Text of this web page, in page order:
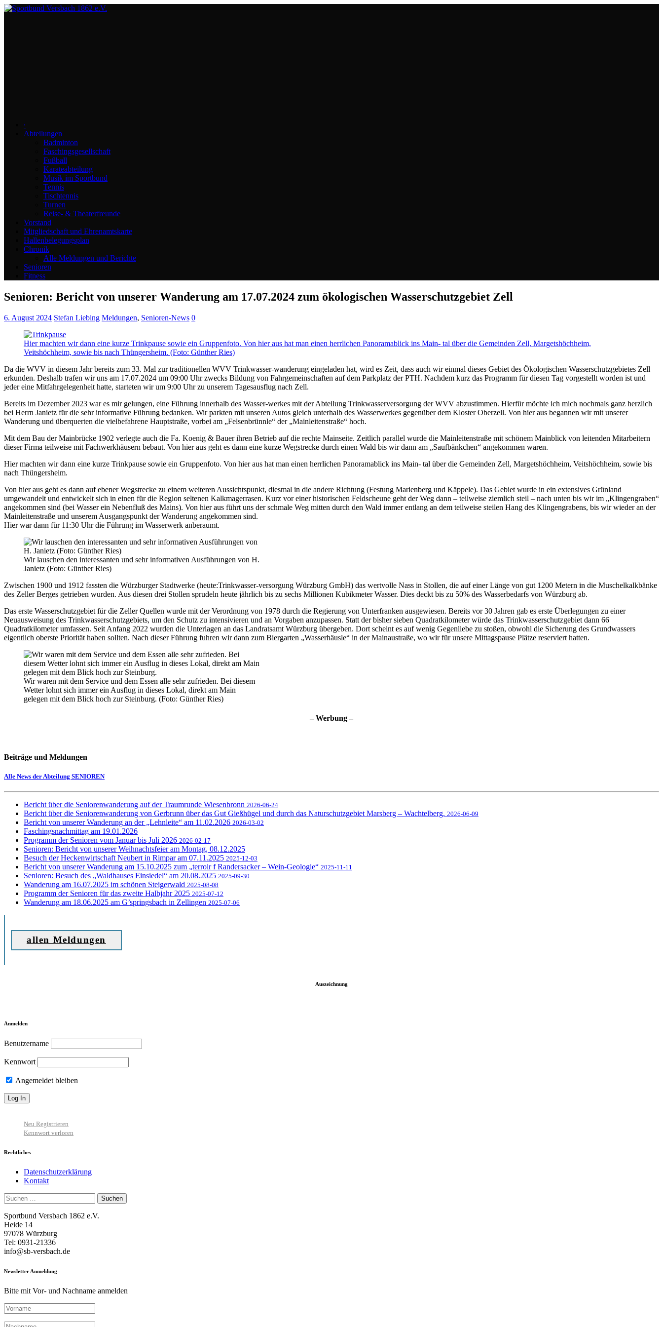
∙
Abteilungen
Badminton
Faschingsgesellschaft
Fußball
Karateabteilung
Musik im Sportbund
Tennis
Tischtennis
Turnen
Reise- & Theaterfreunde
Vorstand
Mitgliedschaft und Ehrenamtskarte
Hallenbelegungsplan
Chronik
Alle Meldungen und Berichte
Senioren
Fitness
Senioren: Bericht von unserer Wanderung am 17.07.2024 zum ökologischen Wasserschutzgebiet Zell
6. August 2024 Stefan Liebing Meldungen, Senioren-News 0
Hier machten wir dann eine kurze Trinkpause sowie ein Gruppenfoto. Von hier aus hat man einen herrlichen Panoramablick ins Main- tal über die Gemeinden Zell, Margetshöchheim,
Veitshöchheim, sowie bis nach Thüngersheim. (Foto: Günther Ries)
Da die WVV in diesem Jahr bereits zum 33. Mal zur traditionellen WVV Trinkwasser-wanderung eingeladen hat, wird es Zeit, dass auch wir einmal dieses Gebiet des Ökologischen Wasserschutzgebietes Zell
erkunden. Deshalb trafen wir uns am 17.07.2024 um 09:00 Uhr zwecks Bildung von Fahrgemeinschaften auf dem Parkplatz der PTH. Nachdem kurz das Programm für diesen Tag vorgestellt worden ist und
jeder eine Mitfahrgelegenheit hatte, starteten wir um 9:00 Uhr zu unserem Tagesausflug nach Zell.
Bereits im Dezember 2023 war es mir gelungen, eine Führung innerhalb des Wasser-werkes mit der Abteilung Trinkwasserversorgung der WVV abzustimmen. Hierfür möchte ich mich nochmals ganz herzlich
bei Herrn Janietz für die sehr informative Führung bedanken. Wir parkten mit unseren Autos gleich unterhalb des Wasserwerkes gegenüber dem Kloster Oberzell. Von hier aus begannen wir mit unserer
Wanderung und überquerten die vielbefahrene Hauptstraße, vorbei am „Felsenbrünnle“ der „Mainleitenstraße“ hoch.
Mit dem Bau der Mainbrücke 1902 verlegte auch die Fa. Koenig & Bauer ihren Betrieb auf die rechte Mainseite. Zeitlich parallel wurde die Mainleitenstraße mit schönem Mainblick von leitenden Mitarbeitern
dieser Firma teilweise mit Fachwerkhäusern bebaut. Von hier aus geht es dann eine kurze Wegstrecke durch einen Wald bis wir dann am „Saufbänkchen“ angekommen waren.
Hier machten wir dann eine kurze Trinkpause sowie ein Gruppenfoto. Von hier aus hat man einen herrlichen Panoramablick ins Main- tal über die Gemeinden Zell, Margetshöchheim, Veitshöchheim, sowie bis
nach Thüngersheim.
Von hier aus geht es dann auf ebener Wegstrecke zu einem weiteren Aussichtspunkt, diesmal in die andere Richtung (Festung Marienberg und Käppele). Das Gebiet wurde in ein extensives Grünland
umgewandelt und entwickelt sich in einen für die Region seltenen Kalkmagerrasen. Kurz vor einer historischen Feldscheune geht der Weg dann – teilweise ziemlich steil – nach unten bis wir im „Klingengraben“
angekommen sind (bei Wasser ein Nebenfluß des Mains). Von hier aus führt uns der schmale Weg mitten durch den Wald immer entlang an dem teilweise steilen Hang des Klingengrabens, bis wir wieder an der
Mainleitenstraße und unserem Ausgangspunkt der Wanderung angekommen sind.
Hier war dann für 11:30 Uhr die Führung im Wasserwerk anberaumt.
Wir lauschen den interessanten und sehr informativen Ausführungen von H.
Janietz (Foto: Günther Ries)
Zwischen 1900 und 1912 fassten die Würzburger Stadtwerke (heute:Trinkwasser-versorgung Würzburg GmbH) das wertvolle Nass in Stollen, die auf einer Länge von gut 1200 Metern in die Muschelkalkbänke
des Zeller Berges getrieben wurden. Aus diesen drei Stollen sprudeln heute jährlich bis zu sechs Millionen Kubikmeter Wasser. Dies deckt bis zu 50% des Wasserbedarfs von Würzburg ab.
Das erste Wasserschutzgebiet für die Zeller Quellen wurde mit der Verordnung von 1978 durch die Regierung von Unterfranken ausgewiesen. Bereits vor 30 Jahren gab es erste Überlegungen zu einer
Neuausweisung des Trinkwasserschutzgebiets, um den Schutz zu intensivieren und an Vorgaben anzupassen. Statt der bisher sieben Quadratkilometer würde das Trinkwasserschutzgebiet dann 66
Quadratkilometer umfassen. Seit Anfang 2022 wurden die Unterlagen an das Landratsamt Würzburg übergeben. Dort scheint es auf wenig Gegenliebe zu stoßen, obwohl die Sicherung des Grundwassers
eigentlich oberste Priorität haben sollten. Nach dieser Führung fuhren wir dann zum Biergarten „Wasserhäusle“ in der Mainaustraße, wo wir für unsere Mittagspause Plätze reserviert hatten.
Wir waren mit dem Service und dem Essen alle sehr zufrieden. Bei diesem
Wetter lohnt sich immer ein Ausflug in dieses Lokal, direkt am Main
gelegen mit dem Blick hoch zur Steinburg. (Foto: Günther Ries)
– Werbung –
Beiträge und Meldungen
Alle News der Abteilung SENIOREN
Bericht über die Seniorenwanderung auf der Traumrunde Wiesenbronn 2026-06-24
Bericht über die Seniorenwanderung von Gerbrunn über das Gut Gießhügel und durch das Naturschutzgebiet Marsberg – Wachtelberg. 2026-06-09
Bericht von unserer Wanderung an der „Lehnleite“ am 11.02.2026 2026-03-02
Faschingsnachmittag am 19.01.2026
Programm der Senioren vom Januar bis Juli 2026 2026-02-17
Senioren: Bericht von unserer Weihnachtsfeier am Montag, 08.12.2025
Besuch der Heckenwirtschaft Neubert in Rimpar am 07.11.2025 2025-12-03
Bericht von unserer Wanderung am 15.10.2025 zum „terroir f Randersacker – Wein-Geologie“ 2025-11-11
Senioren: Besuch des „Waldhauses Einsiedel“ am 20.08.2025 2025-09-30
Wanderung am 16.07.2025 im schönen Steigerwald 2025-08-08
Programm der Senioren für das zweite Halbjahr 2025 2025-07-12
Wanderung am 18.06.2025 am G’springsbach in Zellingen 2025-07-06
allen Meldungen
Auszeichnung
Anmelden
Benutzername
Kennwort
Angemeldet bleiben
Neu Registrieren
Kennwort verloren
Rechtliches
Datenschutzerklärung
Kontakt
Suchen
nach:
Sportbund Versbach 1862 e.V.
Heide 14
97078 Würzburg
Tel: 0931-21336
info@sb-versbach.de
Newsletter Anmeldung
Bitte mit Vor- und Nachname anmelden